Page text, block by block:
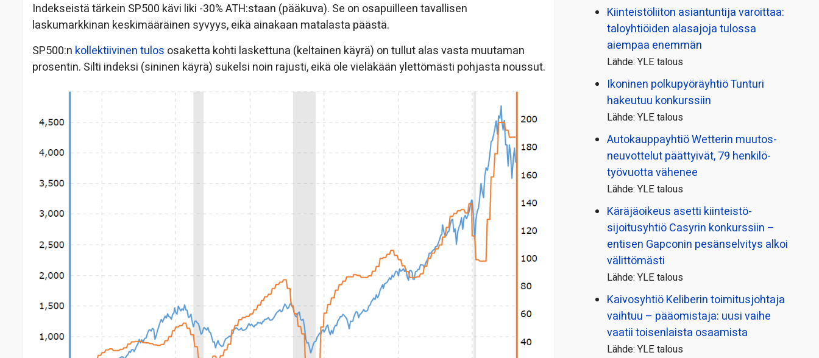
Indekseistä tärkein SP500 kävi liki -30% ATH:staan (pääkuva). Se on osapuilleen tavallisen
laskumarkkinan keskimääräinen syvyys, eikä ainakaan matalasta päästä.
SP500:n kollektiivinen tulos osaketta kohti laskettuna (keltainen käyrä) on tullut alas vasta muutaman
prosentin. Silti indeksi (sininen käyrä) sukelsi noin rajusti, eikä ole vieläkään ylettömästi pohjasta noussut.
Kiinteistö­liiton asiantuntija varoittaa:
taloyhtiöiden alasajoja tulossa
aiempaa enemmän
Lähde: YLE talous
Ikoninen polkupyörä­yhtiö Tunturi
hakeutuu konkurssiin
Lähde: YLE talous
Autokauppayhtiö Wetterin muutos­
neuvottelut päättyivät, 79 henkilö­
työvuotta vähenee
Lähde: YLE talous
Käräjäoikeus asetti kiinteistö­
sijoitusyhtiö Casyrin konkurssiin –
entisen Gapconin pesänselvitys alkoi
välittömästi
Lähde: YLE talous
Kaivosyhtiö Keliberin toimitusjohtaja
vaihtuu – pääomistaja: uusi vaihe
vaatii toisenlaista osaamista
Lähde: YLE talous